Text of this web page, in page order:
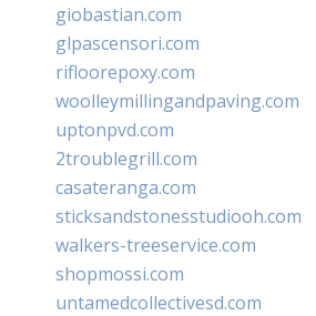
giobastian.com
glpascensori.com
rifloorepoxy.com
woolleymillingandpaving.com
uptonpvd.com
2troublegrill.com
casateranga.com
sticksandstonesstudiooh.com
walkers-treeservice.com
shopmossi.com
untamedcollectivesd.com